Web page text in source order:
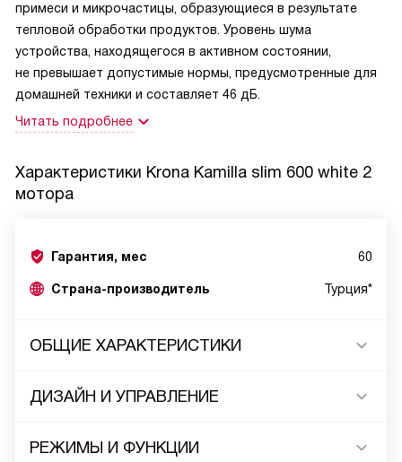
примеси и микрочастицы, образующиеся в результате
тепловой обработки продуктов. Уровень шума
устройства, находящегося в активном состоянии,
не превышает допустимые нормы, предусмотренные для
домашней техники и составляет 46 дБ.
Читать подробнее
Характеристики Krona Kamilla slim 600 white 2
мотора
Гарантия, мес 60
Страна-производитель Турция*
ОБЩИЕ ХАРАКТЕРИСТИКИ
ДИЗАЙН И УПРАВЛЕНИЕ
РЕЖИМЫ И ФУНКЦИИ